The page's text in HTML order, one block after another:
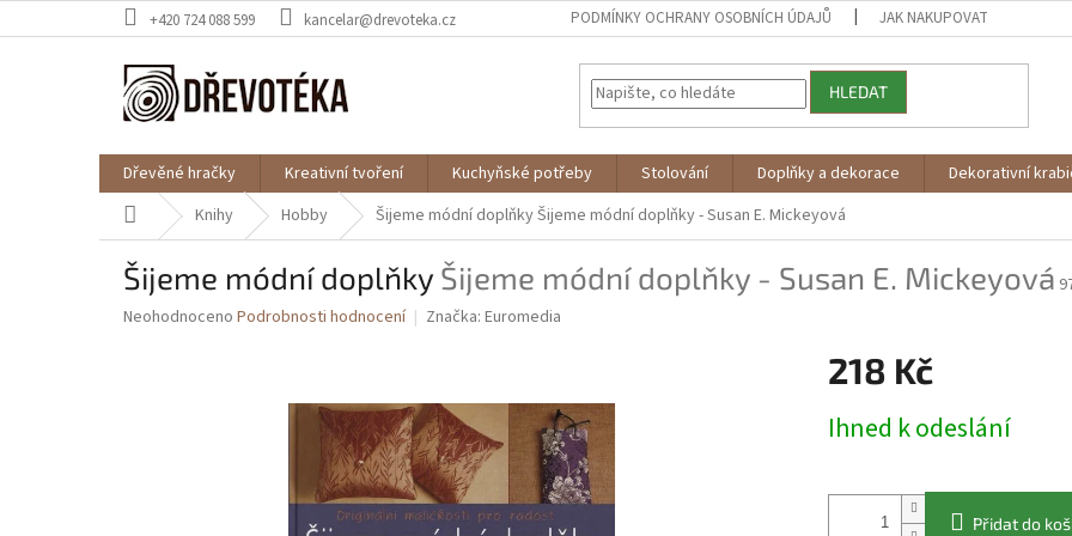
na
+420 724 088 599 kancelar@drevoteka.cz PODMÍNKY OCHRANY OSOBNÍCH ÚDAJŮ JAK NAKUPOVAT
HLEDAT
Dřevěné hračky Kreativní tvoření Kuchyňské potřeby Stolování Doplňky a dekorace Dekorativní
Domů Knihy Hobby Šijeme módní doplňkyŠijeme módní doplňky - Susan E. Mickeyová
Šijeme módní doplňky Šijeme módní doplňky - Susan E. Mickeyová
Průměrné
Neohodnoceno Podrobnosti hodnocení Značka: Euromedia
218 Kč
cena:
Ihned k odeslání
Přidat do